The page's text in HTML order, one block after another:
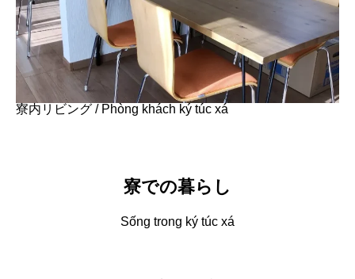
寮内リビング / Phòng khách ký túc xá
寮での暮らし
Sống trong ký túc xá